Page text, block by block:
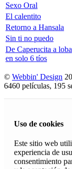
Sexo Oral
El calentito
Retorno a Hansala
Sin ti no puedo
De Caperucita a loba
en solo 6 tíos
© Webbin' Design
6460 películas, 195
Uso de cookies
Este sitio web
experiencia de
consentimiento